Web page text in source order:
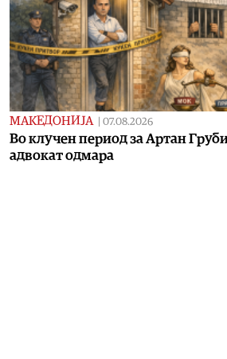
МАКЕДОНИЈА 07.08.2026
Во клучен период за Артан
адвокат одмара